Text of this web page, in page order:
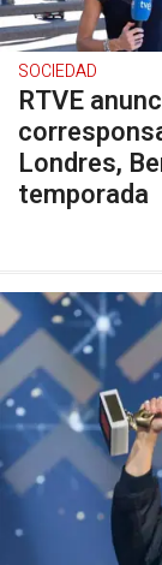
SOCIEDAD
RTVE
Londres,
temporada